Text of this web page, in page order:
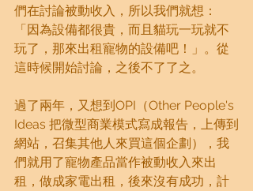
們在討論被動收入，所以我們就想：
「因為設備都很貴，而且貓玩一玩就不
玩了，那來出租寵物的設備吧！」。從
這時候開始討論，之後不了了之。
過了兩年，又想到OPI（Other People's
Ideas 把微型商業模式寫成報告，上傳到
網站，召集其他人來買這個企劃），我
們就用了寵物產品當作被動收入來出
租，做成家電出租，後來沒有成功，計